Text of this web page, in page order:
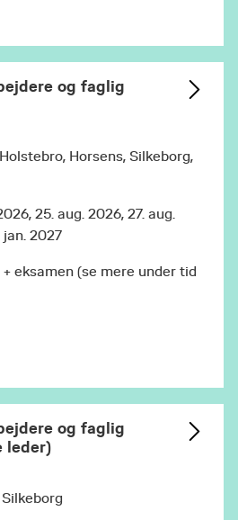
Pædagogisk, didaktisk og
på 10 ECTS-moduler og fire
på 5 ECTS-moduler - hertil
og eksamen. De præcise
oplyses på studienet ca.
og faglig
Horsens, Silkeborg,
25. aug. 2026, 27. aug.
jan. 2027
eksamen (se mere under tid
og faglig
leder)